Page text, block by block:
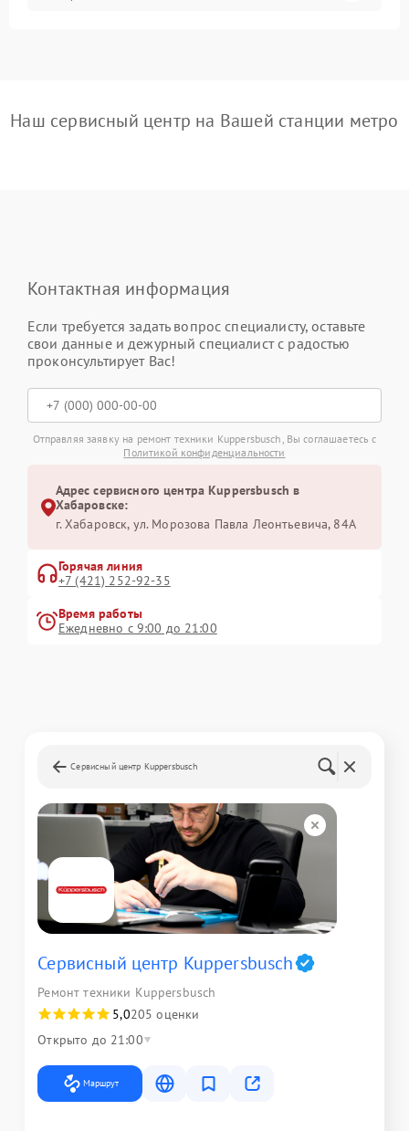
Наш сервисный центр на Вашей станции метро
Контактная информация
Если требуется задать вопрос специалисту, оставьте
свои данные и дежурный специалист с радостью
проконсультирует Вас!
Отправляя заявку на ремонт техники Kuppersbusch, Вы соглашаетесь с
Политикой конфиденциальности
Адрес сервисного центра Kuppersbusch в
Хабаровске:
г. Хабаровск, ул. Морозова Павла Леонтьевича, 84А
Горячая линия
+7 (421) 252-92-35
Время работы
Ежедневно с 9:00 до 21:00
Сервисный центр Kuppersbusch
Сервисный центр Kuppersbusch
Ремонт техники Kuppersbusch
5,0205 оценки
Открыто до 21:00
Маршрут